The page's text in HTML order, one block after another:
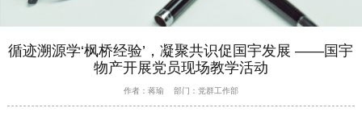
循迹溯源学‘枫桥经验’，凝聚共识促国宇发展 ——国宇
物产开展党员现场教学活动
作者：蒋瑜 部门：党群工作部